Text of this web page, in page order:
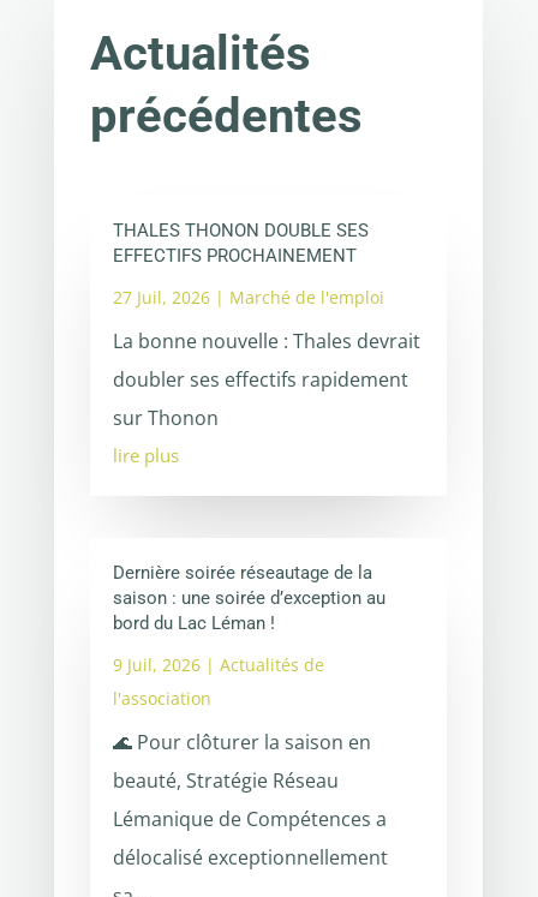
Actualités
précédentes
THALES THONON DOUBLE SES
EFFECTIFS PROCHAINEMENT
27 Juil, 2026| Marché de l'emploi
La bonne nouvelle : Thales devrait
doubler ses effectifs rapidement
sur Thonon
lire plus
Dernière soirée réseautage de la
saison : une soirée d’exception au
bord du Lac Léman !
9 Juil, 2026| Actualités de
l'association
🌊 Pour clôturer la saison en
beauté, Stratégie Réseau
Lémanique de Compétences a
délocalisé exceptionnellement